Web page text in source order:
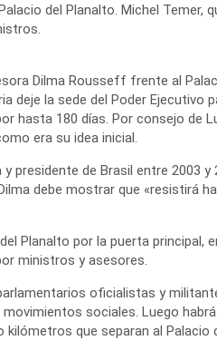
del Planalto. Michel Temer,
Dilma Rousseff frente al
deje la sede del Poder Ejecutivo
hasta 180 días. Por consejo de
era su idea inicial.
presidente de Brasil entre 2003 y
debe mostrar que «resistirá
Planalto por la puerta principal,
ministros y asesores.
oficialistas y
sociales. Luego
que separan al Palacio